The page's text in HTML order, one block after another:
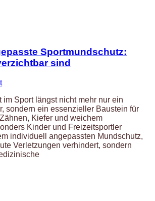
Sportmundschutz:
sind
im Sport längst nicht mehr nur ein
sondern ein essenzieller Baustein für
Kiefer und weichem
Kinder und Freizeitsportler
individuell angepassten Mundschutz,
Verletzungen verhindert, sondern